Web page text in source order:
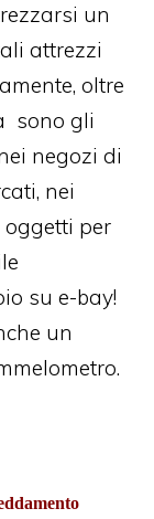
un
attrezzi
oltre
sono gli
negozi di
nei
per
su e-bay!
un